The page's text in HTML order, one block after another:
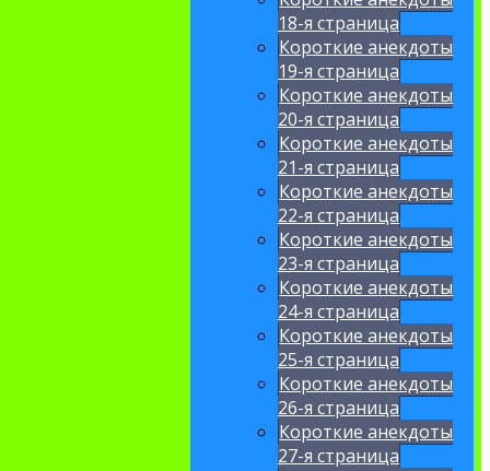
18-я страница
Короткие анекдоты
19-я страница
Короткие анекдоты
20-я страница
Короткие анекдоты
21-я страница
Короткие анекдоты
22-я страница
Короткие анекдоты
23-я страница
Короткие анекдоты
24-я страница
Короткие анекдоты
25-я страница
Короткие анекдоты
26-я страница
Короткие анекдоты
27-я страница